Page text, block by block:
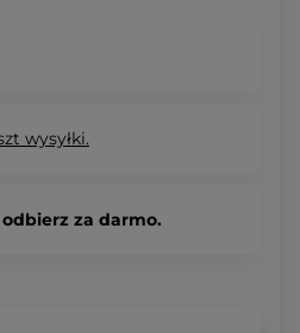
wysyłki.
odbierz za darmo.